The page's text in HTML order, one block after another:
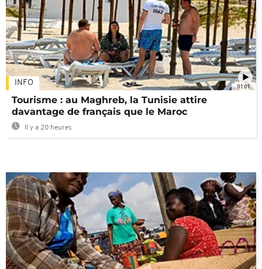
01:01
INFO
Tourisme : au Maghreb, la Tunisie attire
davantage de français que le Maroc
Il y a 20 heures